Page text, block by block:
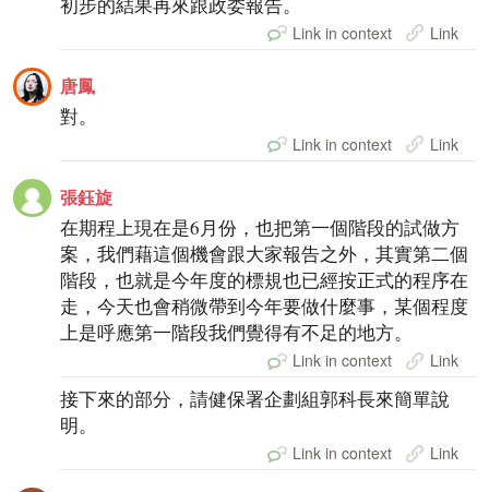
Link in context Link
唐鳳
對。
Link in context Link
張鈺旋
在期程上現在是6月份，也把第一個階段的試做方
案，我們藉這個機會跟大家報告之外，其實第二個
階段，也就是今年度的標規也已經按正式的程序在
走，今天也會稍微帶到今年要做什麼事，某個程度
上是呼應第一階段我們覺得有不足的地方。
Link in context Link
接下來的部分，請健保署企劃組郭科長來簡單說
明。
Link in context Link